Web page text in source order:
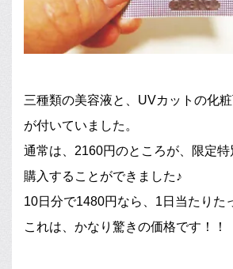
三種類の美容液と、UVカットの化
が付いていました。
通常は、2160円のところが、限定
購入することができました♪
10日分で1480円なら、1日当たりた
これは、かなり驚きの価格です！！